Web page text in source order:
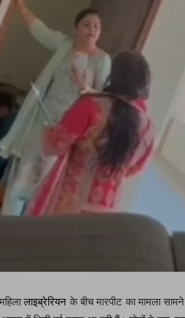
लाइब्रेरियन के बीच मारपीट का मामला